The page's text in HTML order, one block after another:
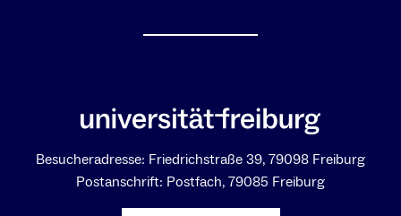
Besucheradresse: Friedrichstraße 39, 79098 Freiburg
Postanschrift: Postfach, 79085 Freiburg